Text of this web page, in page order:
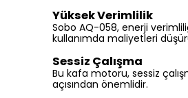
Yüksek Verimlilik
Sobo AQ-058, enerji
kullanımda maliyetleri
Sessiz Çalışma
Bu kafa motoru, sessiz
açısından önemlidir.